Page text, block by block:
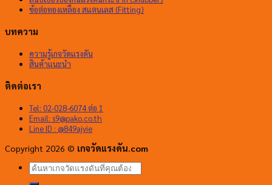
ข้อต่อทองเหลือง สแตนเลส (Fitting)
บทความ
ความรู้เกจวัดแรงดัน
สินค้าแนะนำ
ติดต่อเรา
Tel: 02-028-6074 ต่อ 1
Email: s9@pako.co.th
Line ID : @849ajvie
Copyright 2026 © เกจวัดแรงดัน.com
ค้นหา: